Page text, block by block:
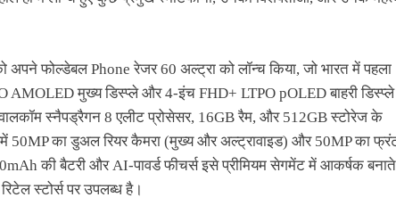
फोल्डेबल Phone रेजर 60 अल्ट्रा को लॉन्च किया, जो भारत में पहला
मुख्य डिस्प्ले और 4-इंच FHD+ LTPO pOLED बाहरी डिस्प्ले
स्नैपड्रैगन 8 एलीट प्रोसेसर, 16GB रैम, और 512GB स्टोरेज के
50MP का डुअल रियर कैमरा (मुख्य और अल्ट्रावाइड) और 50MP का
की बैटरी और AI-पावर्ड फीचर्स इसे प्रीमियम सेगमेंट में आकर्षक बनाते
स्टोर्स पर उपलब्ध है।